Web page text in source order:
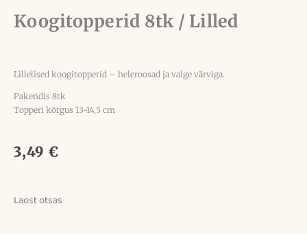
Koogitopperid 8tk / Lilled
Lillelised koogitopperid – heleroosad ja valge värviga.
Pakendis 8tk
Topperi kõrgus 13-14,5 cm
3,49 €
Laost otsas